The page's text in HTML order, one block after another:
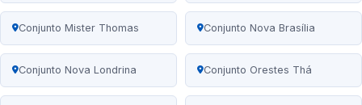
Conjunto Mister Thomas Conjunto Nova Brasília
Conjunto Nova Londrina Conjunto Orestes Thá